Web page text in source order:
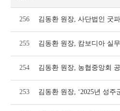
256 김동환 원장, 사단법인 굿
255
254
253